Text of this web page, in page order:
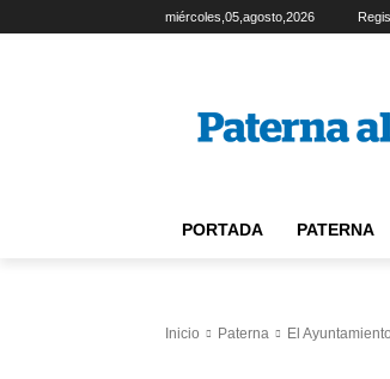
miércoles,05,agosto,2026
PORTADA PATERNA
Inicio Paterna El